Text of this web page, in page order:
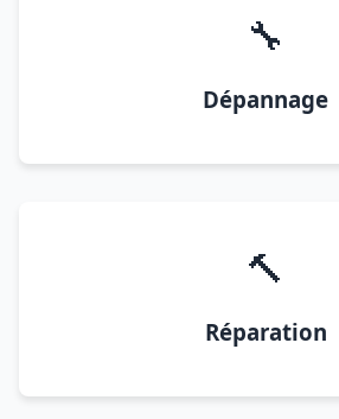
🔧
Dépannage
🔨
Réparation